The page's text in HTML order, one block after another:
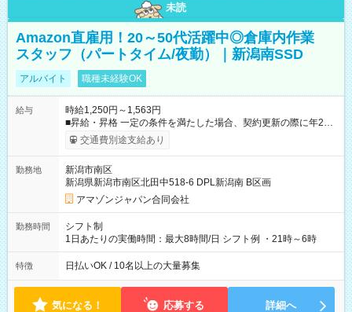
未読
Amazon直雇用！20～50代活躍中◎倉庫内作業
スタッフ（パートタイム/夜勤）｜新潟南SSD
アルバイト 職種未経験OK
給与
時給1,250円～1,563円
■昇給・昇格 一定の条件を満たした場合、契約更新の際に年2回
まで昇給の機会があります。 ■正社員登用制度あり ※月末締/翌
月25日支払い ※時間外手当、別途支給 ※深夜割増賃金 (22:00～
☆Amazon直雇用で安定して働けます！ 【試用期間】試用期間
あり 試用期間の長さ：1週間 雇用形態、給与は本採用時と同じ
です。
交通費別途支給あり
勤務地
新潟市南区
新潟県新潟市南区北田中518-6 DPL新潟南 B区画
アマゾンジャパン合同会社
勤務時間
シフト制
1日あたりの実働時間：最大8時間/日 シフト例 ・21時～6時
特徴 日払いOK / 10名以上の大量募集
気になる！ 応募する 詳細へ